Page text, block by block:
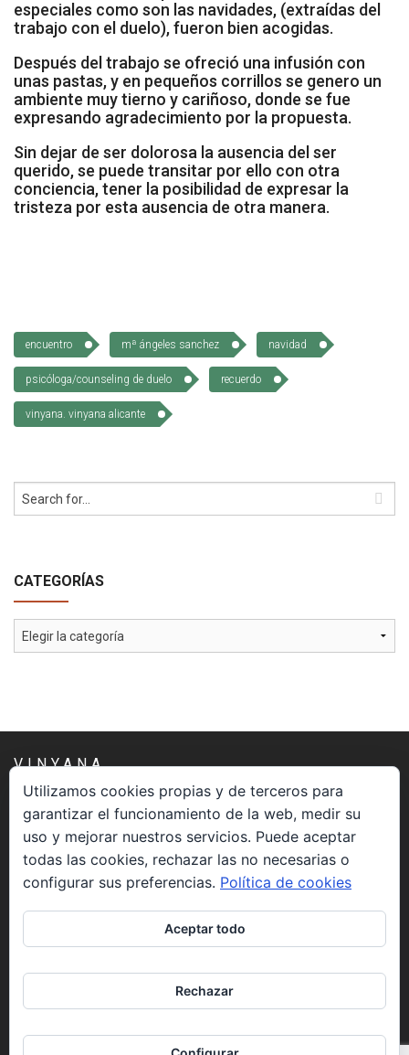
especiales como son las navidades, (extraídas del
trabajo con el duelo), fueron bien acogidas.
Después del trabajo se ofreció una infusión con
unas pastas, y en pequeños corrillos se genero un
ambiente muy tierno y cariñoso, donde se fue
expresando agradecimiento por la propuesta.
Sin dejar de ser dolorosa la ausencia del ser
querido, se puede transitar por ello con otra
conciencia, tener la posibilidad de expresar la
tristeza por esta ausencia de otra manera.
encuentro mª ángeles sanchez navidad
psicóloga/counseling de duelo recuerdo
vinyana. vinyana alicante
CATEGORÍAS
Categorías
VINYANA
Una asociación constituida sin ánimo de lucro cuya misión
es atender los aspectos espirituales relacionados con el
proceso vivir el morir.
REDES SOCIALES
Utilizamos cookies propias y de terceros para
garantizar el funcionamiento de la web, medir su
uso y mejorar nuestros servicios. Puede aceptar
todas las cookies, rechazar las no necesarias o
configurar sus preferencias. Política de cookies
Aceptar todo
Rechazar